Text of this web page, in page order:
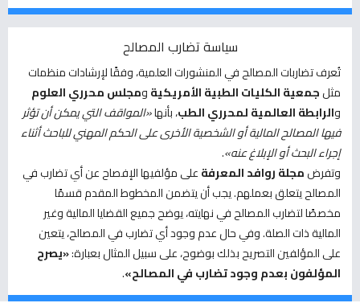
سياسة تضارب المصالح
تُعرف تضاربات المصالح في المنشورات العلمية، وفقًا لإرشادات منظمات
مثلجمعية الكليات الطبية الأمريكيةومجلس محرري العلوم
والرابطة العالمية لمحرري الطب، بأنها«المواقف التي يمكن أن تؤثر
فيها المصالح المالية أو الشخصية الأخرى على الحكم المهني للباحث أثناء
إجراء البحث أو الإبلاغ عنه».
وتفرضمجلة روافد المعرفةعلى مؤلفيها الإفصاح عن أي تضارب في
المصالح يتعلق بعملهم. يجب أن يتضمن المخطوط المقدم قسمًا
مخصصًا لتضارب المصالح في نهايته، يوضح جميع القضايا المالية وغير
المالية ذات الصلة. وفي حال عدم وجود أي تضارب في المصالح، يتعين
على المؤلفين التصريح بذلك بوضوح، على سبيل المثال بعبارة:«يصرح
المؤلفون بعدم وجود تضارب في المصالح».